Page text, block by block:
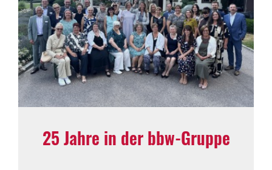
25 Jahre in der bbw-Gruppe